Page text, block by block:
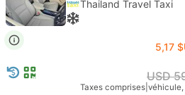
Thailand Travel Taxi
5,17
USD
Taxes comprises